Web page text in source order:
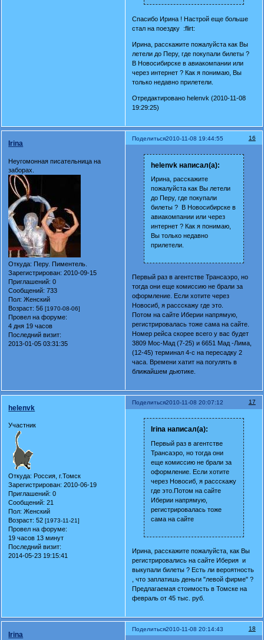
Спасибо Ирина ! Настрой еще больше
стал на поездку :flirt:
Ирина, расскажите пожалуйста как Вы
летели до Перу, где покупали билеты ?
В Новосибирске в авиакомпании или
через интернет ? Как я понимаю, Вы
только недавно прилетели.
Отредактировано helenvk (2010-11-08
19:29:25)
Поделиться 16
2010-11-08 19:44:55
Irina
Неугомонная писательница на
заборах.
Откуда: Перу. Пиментель.
Зарегистрирован: 2010-09-15
Приглашений: 0
Сообщений: 733
Пол: Женский
Возраст: 56[1970-08-06]
Провел на форуме:
4 дня 19 часов
Последний визит:
2013-01-05 03:31:35
helenvk написал(а):
Ирина, расскажите
пожалуйста как Вы летели
до Перу, где покупали
билеты ? В Новосибирске в
авиакомпании или через
интернет ? Как я понимаю,
Вы только недавно
прилетели.
Первый раз в агентстве Трансаэро, но
тогда они еще комиссию не брали за
оформление. Если хотите через
Новосиб, я рассскажу где это.
Потом на сайте Иберии напрямую,
регистрировалась тоже сама на сайте.
Номер рейса скорее всего у вас будет
3809 Мос-Мад (7-25) и 6651 Мад -Лима,
(12-45) терминал 4-с на пересадку 2
часа. Времени хатит на погулять в
ближайшем дьютике.
Поделиться 17
2010-11-08 20:07:12
helenvk
Участник
Откуда: Россия, г.Томск
Зарегистрирован: 2010-06-19
Приглашений: 0
Сообщений: 21
Пол: Женский
Возраст: 52[1973-11-21]
Провел на форуме:
19 часов 13 минут
Последний визит:
2014-05-23 19:15:41
Irina написал(а):
Первый раз в агентстве
Трансаэро, но тогда они
еще комиссию не брали за
оформление. Если хотите
через Новосиб, я рассскажу
где это.Потом на сайте
Иберии напрямую,
регистрировалась тоже
сама на сайте
Ирина, расскажите пожалуйста, как Вы
регистрировались на сайте Иберия и
выкупали билеты ? Есть ли вероятность
, что заплатишь деньги "левой фирме" ?
Предлагаемая стоимость в Томске на
февраль от 45 тыс. руб.
Поделиться 18
2010-11-08 20:14:43
Irina